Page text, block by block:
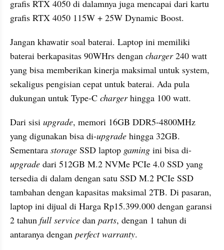
grafis RTX 4050 di dalamnya juga mencapai dari kartu
grafis RTX 4050 115W + 25W Dynamic Boost.
Jangan khawatir soal baterai. Laptop ini memiliki
baterai berkapasitas 90WHrs dengan charger 240 watt
yang bisa memberikan kinerja maksimal untuk system,
sekaligus pengisian cepat untuk baterai. Ada pula
dukungan untuk Type-C charger hingga 100 watt.
Dari sisi upgrade, memori 16GB DDR5-4800MHz
yang digunakan bisa di-upgrade hingga 32GB.
Sementara storage SSD laptop gaming ini bisa di-
upgrade dari 512GB M.2 NVMe PCIe 4.0 SSD yang
tersedia di dalam dengan satu SSD M.2 PCIe SSD
tambahan dengan kapasitas maksimal 2TB. Di pasaran,
laptop ini dijual di Harga Rp15.399.000 dengan garansi
2 tahun full service dan parts, dengan 1 tahun di
antaranya dengan perfect warranty.